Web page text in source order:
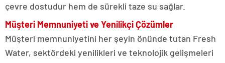
çevre dostudur hem de sürekli taze su sağlar.
Müşteri Memnuniyeti ve Yenilikçi Çözümler
Müşteri memnuniyetini her şeyin önünde tutan Fresh
Water, sektördeki yenilikleri ve teknolojik gelişmeleri